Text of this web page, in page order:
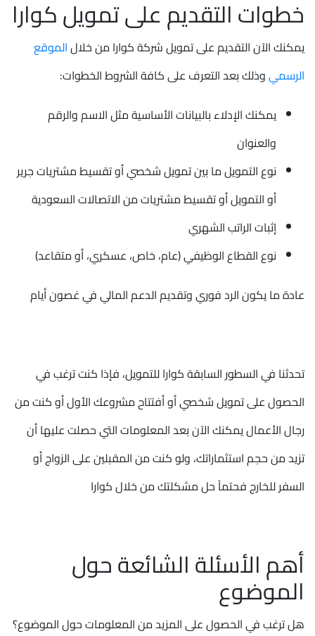
خطوات التقديم على تمويل كوارا
يمكنك الآن التقديم على تمويل شركة كوارا من خلالالموقع
الرسميوذلك بعد التعرف على كافة الشروط الخطوات:
يمكنك الإدلاء بالبيانات الأساسية مثل الاسم والرقم
والعنوان
نوع التمويل ما بين تمويل شخصي أو تقسيط مشتريات جرير
أو التمويل أو تقسيط مشتريات من الاتصالات السعودية
إثبات الراتب الشهري
نوع القطاع الوظيفي (عام، خاص، عسكري، أو متقاعد)
عادة ما يكون الرد فوري وتقديم الدعم المالي في غصون أيام
تحدثنا في السطور السابقة كوارا للتمويل، فإذا كنت ترغب في
الحصول على تمويل شخصي أو أفتتاح مشروعك الأول أو كنت من
رجال الأعمال يمكنك الآن بعد المعلومات التي حصلت عليها أن
تزيد من حجم استثماراتك، ولو كنت من المقبلين على الزواج أو
السفر للخارج فحتماً حل مشكلتك من خلال كوارا
أهم الأسئلة الشائعة حول
الموضوع
هل ترغب في الحصول على المزيد من المعلومات حول الموضوع؟